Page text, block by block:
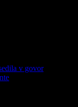
v govor